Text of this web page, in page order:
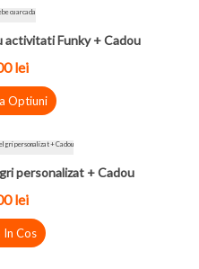
Funky + Cadou
lei
Optiuni
personalizat + Cadou
lei
In Cos